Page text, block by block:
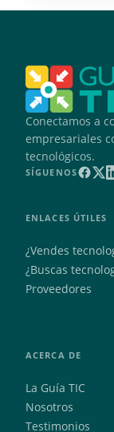
Conectamos a
empresariales
tecnológicos.
SÍGUENOS
ENLACES ÚTILES
¿Vendes
¿Buscas
Proveedores
ACERCA DE
La Guía TIC
Nosotros
Testimonios